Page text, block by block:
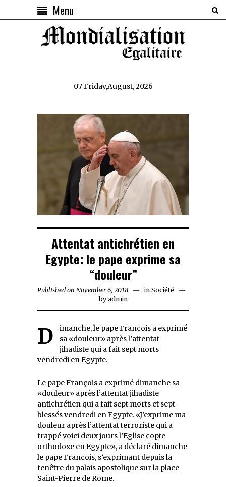
Menu
07 Friday,August, 2026
Attentat antichrétien en
Egypte: le pape exprime sa
“douleur”
Published on November 6, 2018 November
in Société
byadmin
Dimanche, le pape François a exprimé
sa «douleur» après l’attentat
jihadiste qui a fait sept morts
vendredi en Egypte.
Le pape François a exprimé dimanche sa
«douleur» après l’attentat jihadiste
antichrétien qui a fait sept morts et sept
blessés vendredi en Egypte. «J’exprime ma
douleur après l’attentat terroriste qui a
frappé voici deux jours l’Eglise copte-
orthodoxe en Egypte», a déclaré dimanche
le pape François, s’exprimant depuis la
fenêtre du palais apostolique sur la place
Saint-Pierre de Rome.